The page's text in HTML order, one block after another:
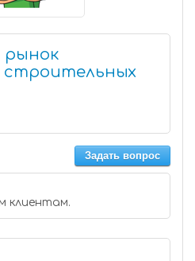
рынок
строительных
Задать вопрос
клиентам.